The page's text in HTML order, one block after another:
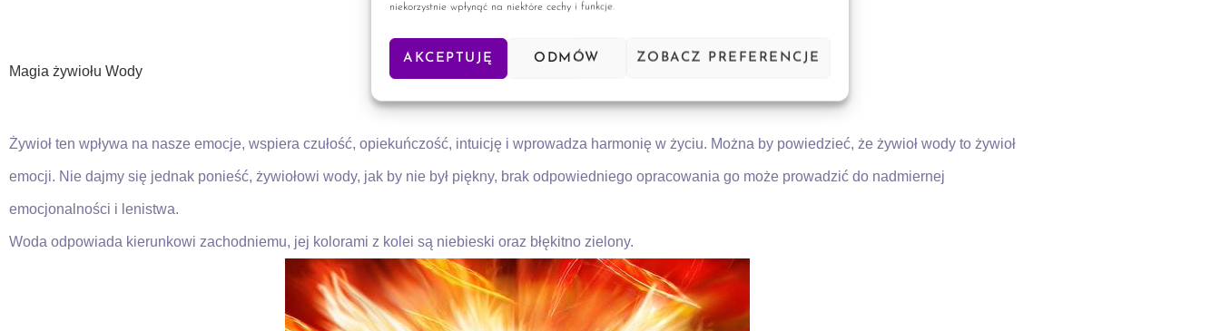
niekorzystnie wpłynąć na niektóre cechy i funkcje.
AKCEPTUJĘ ODMÓW ZOBACZ PREFERENCJE
Magia żywiołu Wody
Żywioł ten wpływa na nasze emocje, wspiera czułość, opiekuńczość, intuicję i wprowadza harmonię w życiu. Można by powiedzieć, że żywioł wody to żywioł
emocji. Nie dajmy się jednak ponieść, żywiołowi wody, jak by nie był piękny, brak odpowiedniego opracowania go może prowadzić do nadmiernej
emocjonalności i lenistwa.
Woda odpowiada kierunkowi zachodniemu, jej kolorami z kolei są niebieski oraz błękitno zielony.